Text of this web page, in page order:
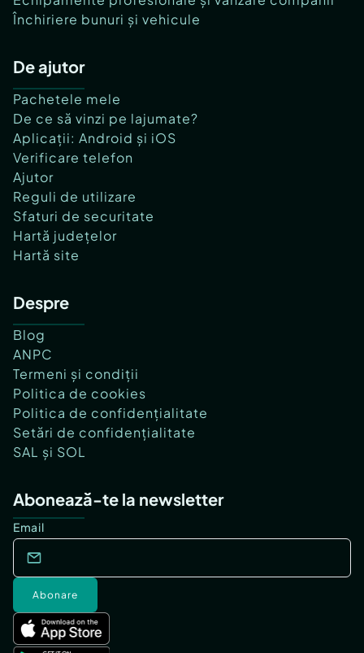
Închiriere bunuri și vehicule
De ajutor
Pachetele mele
De ce să vinzi pe lajumate?
Aplicații: Android și iOS
Verificare telefon
Ajutor
Reguli de utilizare
Sfaturi de securitate
Hartă județelor
Hartă site
Despre
Blog
ANPC
Termeni și condiții
Politica de cookies
Politica de confidențialitate
Setări de confidențialitate
SAL și SOL
Abonează-te la newsletter
Email
Abonare